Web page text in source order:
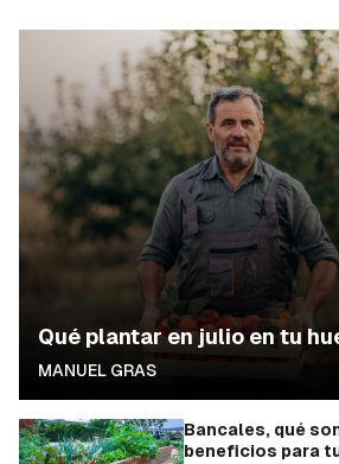
Qué plantar en julio en tu
MANUEL GRAS
Bancales, qué
beneficios para